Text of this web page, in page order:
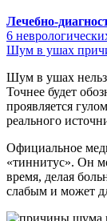
Лечебно-
6
Шум в ушах
Шум в ушах
Точнее будет
проявляется
реального
Официальное
«тиннитус». Он
время, делая
слабым и может